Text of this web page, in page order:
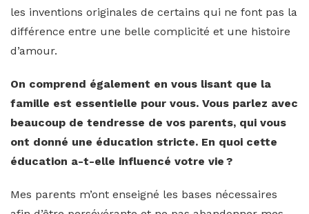
les inventions originales de certains qui ne font pas la
différence entre une belle complicité et une histoire
d’amour.
On comprend également en vous lisant que la
famille est essentielle pour vous. Vous parlez avec
beaucoup de tendresse de vos parents, qui vous
ont donné une éducation stricte. En quoi cette
éducation a-t-elle influencé votre vie ?
Mes parents m’ont enseigné les bases nécessaires